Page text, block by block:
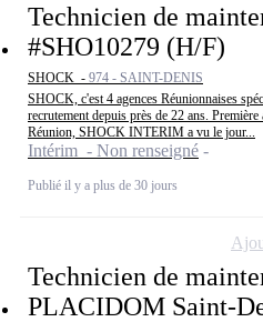
Technicien de
#SHO10279 (H/F)
SHOCK - 974 - SAINT-DENIS
SHOCK, c'est 4 agences Réunionnaises
recrutement depuis près de 22 ans.
Réunion, SHOCK INTERIM a vu le jour...
Intérim - Non renseigné
Publié il y a plus de 30 jours
Technicien de
PLACIDOM Saint-